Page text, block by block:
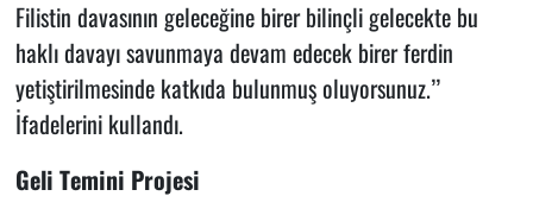
Filistin davasının geleceğine birer bilinçli gelecekte bu
haklı davayı savunmaya devam edecek birer ferdin
yetiştirilmesinde katkıda bulunmuş oluyorsunuz.’’
İfadelerini kullandı.
Geli Temini Projesi